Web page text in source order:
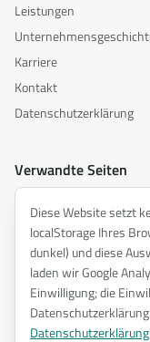
Leistungen
Karriere
Kontakt
Datenschutzerklärung
Verwandte Seiten
inspiredacoustics.com
soundy.ai
irat.ai
Diese Website setzt
localStorage Ihres
dunkel) und diese
laden wir Google
Einwilligung; die
Datenschutzerklärung